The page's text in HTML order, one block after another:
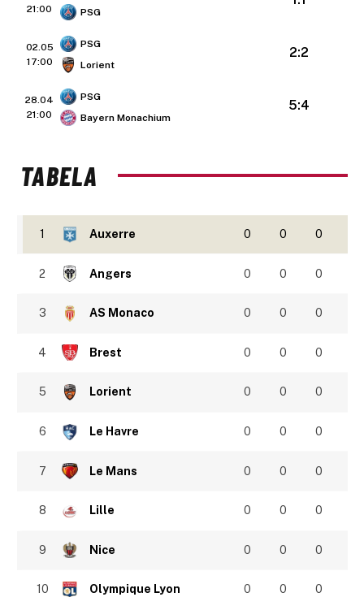
21:00
PSG
02.05
17:00
PSG
Lorient
2:2
28.04
21:00
PSG
Bayern Monachium
5:4
TABELA
1 Auxerre 0 0 0
2 Angers 0 0 0
3 AS Monaco 0 0 0
4 Brest 0 0 0
5 Lorient 0 0 0
6 Le Havre 0 0 0
7 Le Mans 0 0 0
8 Lille 0 0 0
9 Nice 0 0 0
10 Olympique Lyon 0 0 0